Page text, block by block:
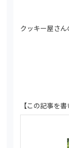
クッキー屋さ
【この記事を